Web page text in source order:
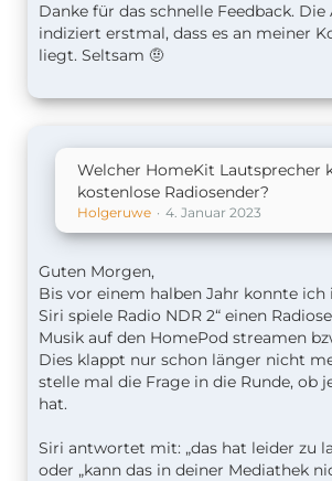
Danke für das schnelle Feedback.
indiziert erstmal, dass es an meiner
liegt. Seltsam 🤨
Welcher HomeKit Lautsprecher
kostenlose Radiosender?
Holgeruwe 4. Januar 2023
Guten Morgen,
Bis vor einem halben Jahr konnte
Siri spiele Radio NDR 2“ einen
Musik auf den HomePod streamen
Dies klappt nur schon länger nicht
stelle mal die Frage in die Runde, ob
hat.
Siri antwortet mit: „das hat leider zu
oder „kann das in deiner Mediathek